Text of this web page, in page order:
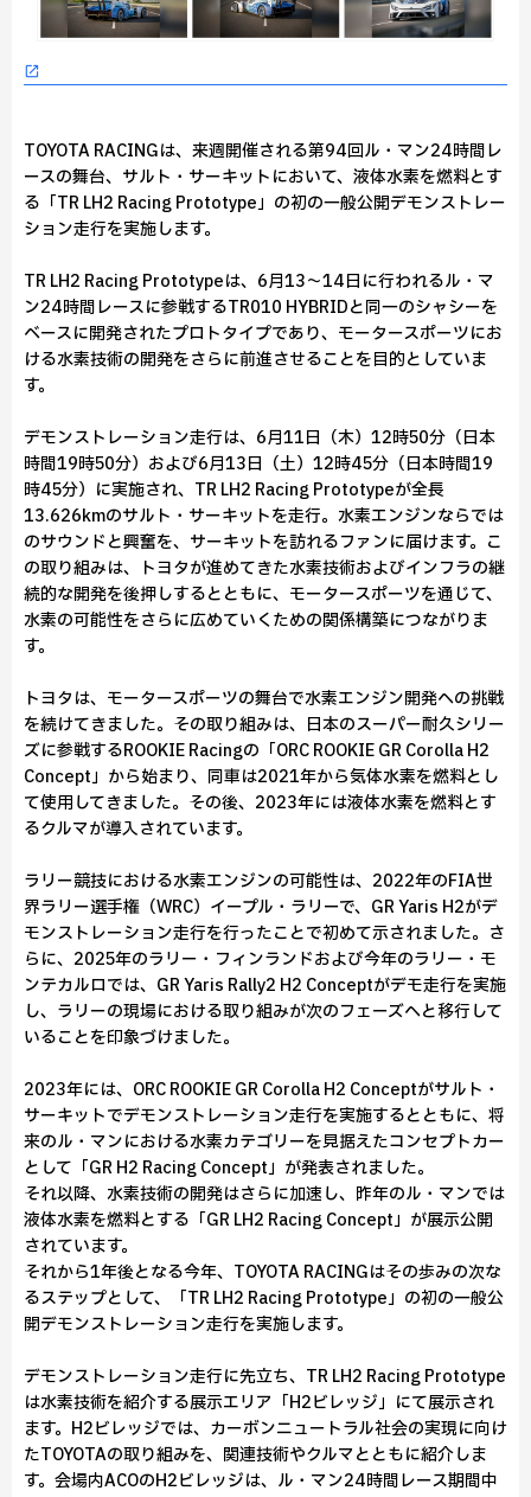
TOYOTA RACINGは、来週開催される第94回ル・マン24時間レ
ースの舞台、サルト・サーキットにおいて、液体水素を燃料とす
る「TR LH2 Racing Prototype」の初の一般公開デモンストレー
ション走行を実施します。
TR LH2 Racing Prototypeは、6月13～14日に行われるル・マ
ン24時間レースに参戦するTR010 HYBRIDと同一のシャシーを
ベースに開発されたプロトタイプであり、モータースポーツにお
ける水素技術の開発をさらに前進させることを目的としていま
す。
デモンストレーション走行は、6月11日（木）12時50分（日本
時間19時50分）および6月13日（土）12時45分（日本時間19
時45分）に実施され、TR LH2 Racing Prototypeが全長
13.626kmのサルト・サーキットを走行。水素エンジンならでは
のサウンドと興奮を、サーキットを訪れるファンに届けます。こ
の取り組みは、トヨタが進めてきた水素技術およびインフラの継
続的な開発を後押しするとともに、モータースポーツを通じて、
水素の可能性をさらに広めていくための関係構築につながりま
す。
トヨタは、モータースポーツの舞台で水素エンジン開発への挑戦
を続けてきました。その取り組みは、日本のスーパー耐久シリー
ズに参戦するROOKIE Racingの「ORC ROOKIE GR Corolla H2
Concept」から始まり、同車は2021年から気体水素を燃料とし
て使用してきました。その後、2023年には液体水素を燃料とす
るクルマが導入されています。
ラリー競技における水素エンジンの可能性は、2022年のFIA世
界ラリー選手権（WRC）イープル・ラリーで、GR Yaris H2がデ
モンストレーション走行を行ったことで初めて示されました。さ
らに、2025年のラリー・フィンランドおよび今年のラリー・モ
ンテカルロでは、GR Yaris Rally2 H2 Conceptがデモ走行を実施
し、ラリーの現場における取り組みが次のフェーズへと移行して
いることを印象づけました。
2023年には、ORC ROOKIE GR Corolla H2 Conceptがサルト・
サーキットでデモンストレーション走行を実施するとともに、将
来のル・マンにおける水素カテゴリーを見据えたコンセプトカー
として「GR H2 Racing Concept」が発表されました。
それ以降、水素技術の開発はさらに加速し、昨年のル・マンでは
液体水素を燃料とする「GR LH2 Racing Concept」が展示公開
されています。
それから1年後となる今年、TOYOTA RACINGはその歩みの次な
るステップとして、「TR LH2 Racing Prototype」の初の一般公
開デモンストレーション走行を実施します。
デモンストレーション走行に先立ち、TR LH2 Racing Prototype
は水素技術を紹介する展示エリア「H2ビレッジ」にて展示され
ます。H2ビレッジでは、カーボンニュートラル社会の実現に向け
たTOYOTAの取り組みを、関連技術やクルマとともに紹介しま
す。会場内ACOのH2ビレッジは、ル・マン24時間レース期間中